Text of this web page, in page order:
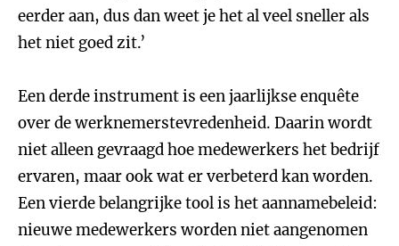
eerder aan, dus dan weet je het al veel sneller als
het niet goed zit.’
Een derde instrument is een jaarlijkse enquête
over de werknemerstevredenheid. Daarin wordt
niet alleen gevraagd hoe medewerkers het bedrijf
ervaren, maar ook wat er verbeterd kan worden.
Een vierde belangrijke tool is het aannamebeleid:
nieuwe medewerkers worden niet aangenomen